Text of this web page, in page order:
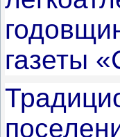
газеты